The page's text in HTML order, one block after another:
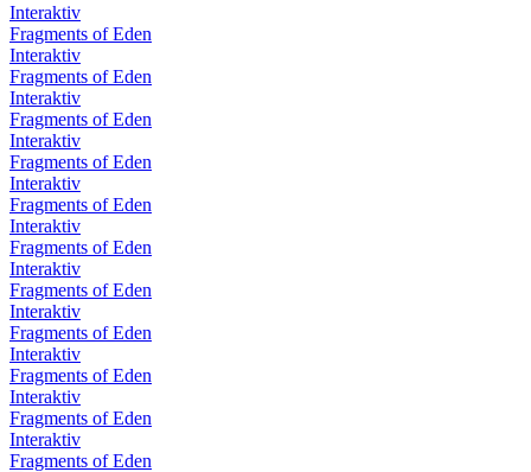
Interaktiv
Fragments of Eden
Interaktiv
Fragments of Eden
Interaktiv
Fragments of Eden
Interaktiv
Fragments of Eden
Interaktiv
Fragments of Eden
Interaktiv
Fragments of Eden
Interaktiv
Fragments of Eden
Interaktiv
Fragments of Eden
Interaktiv
Fragments of Eden
Interaktiv
Fragments of Eden
Interaktiv
Fragments of Eden